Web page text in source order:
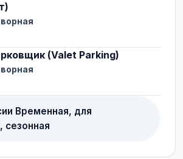
(Valet Parking)
Временная, для
сезонная